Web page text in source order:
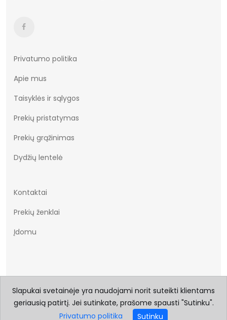
Privatumo politika
Apie mus
Taisyklės ir sąlygos
Prekių pristatymas
Prekių grąžinimas
Dydžių lentelė
Kontaktai
Prekių ženklai
Įdomu
© 2026 Visos teisės saugomos Batukai.eu
Slapukai svetainėje yra naudojami norit suteikti klientams
geriausią patirtį. Jei sutinkate, prašome spausti "Sutinku".
Privatumo politika
Sutinku